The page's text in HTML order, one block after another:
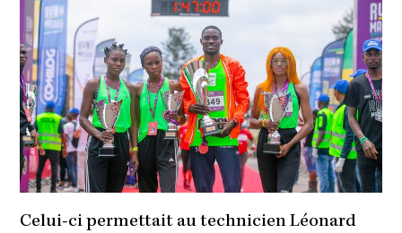
Celui-ci permettait au technicien Léonard